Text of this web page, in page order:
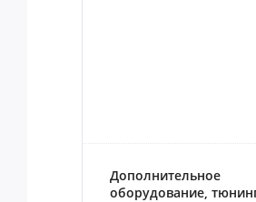
Дополнительное
оборудование,